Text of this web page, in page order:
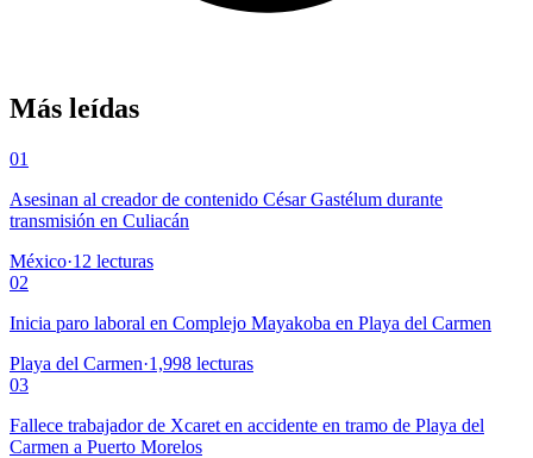
Más leídas
01
Asesinan al creador de contenido César Gastélum durante
transmisión en Culiacán
México·12 lecturas
02
Inicia paro laboral en Complejo Mayakoba en Playa del Carmen
Playa del Carmen·1,998 lecturas
03
Fallece trabajador de Xcaret en accidente en tramo de Playa del
Carmen a Puerto Morelos